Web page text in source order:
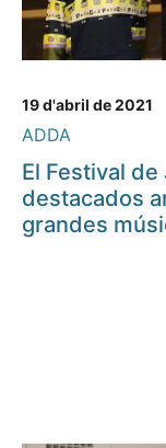
19 d'abril de 2021
ADDA
El Festival de
destacados
grandes